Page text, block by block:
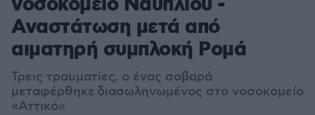
νοσοκομείο Ναυπλίου -
Αναστάτωση μετά από
αιματηρή συμπλοκή Ρομά
Τρεις τραυματίες, ο ένας σοβαρά
μεταφέρθηκε διασωληνωμένος στο νοσοκομείο
«Αττικό»